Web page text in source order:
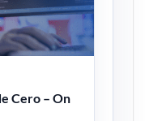
Cero – On